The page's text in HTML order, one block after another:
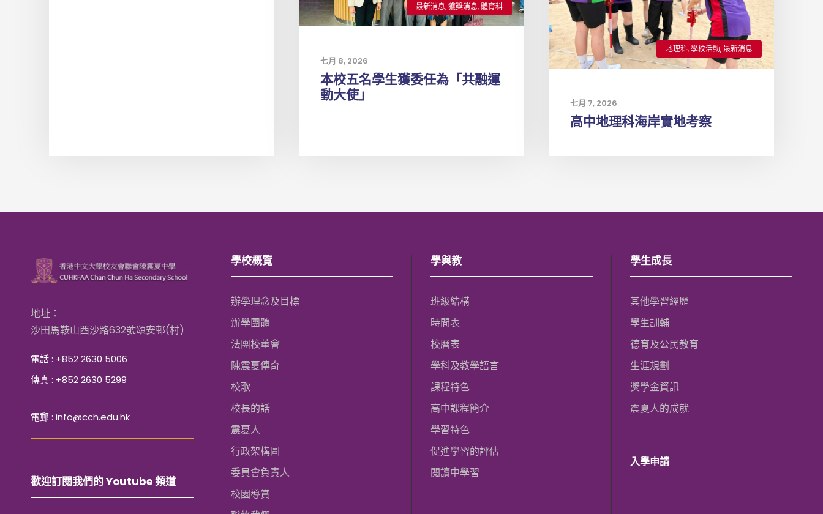
最新消息,獲獎消息,體育科
七月 8, 2026
本校五名學生獲委任為「共融運
動大使」
地理科,學校活動,最新消息
七月 7, 2026
高中地理科海岸實地考察
地址：
沙田馬鞍山西沙路632號頌安邨(村)
電話 : +852 2630 5006
傳真 : +852 2630 5299
電郵 : info@cch.edu.hk
歡迎訂閱我們的 Youtube 頻道
學校概覽
辦學理念及目標
辦學團體
法團校董會
陳震夏傳奇
校歌
校長的話
震夏人
行政架構圖
委員會負責人
校園導賞
學與教
班級結構
時間表
校曆表
學科及教學語言
課程特色
高中課程簡介
學習特色
促進學習的評估
閱讀中學習
學生成長
其他學習經歷
學生訓輔
德育及公民教育
生涯規劃
獎學金資訊
震夏人的成就
入學申請